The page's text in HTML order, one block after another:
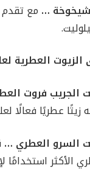
… مع تقدم
الزيوت العطرية
الجريب فروت
زيتًا عطريًا فعالًا
السرو العطري …
الأكثر استخدامًا